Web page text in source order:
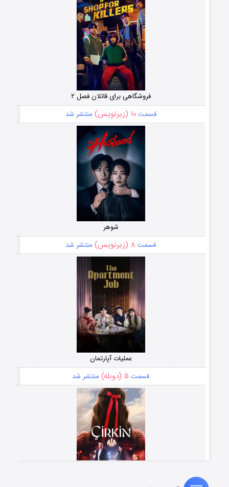
فروشگاهی برای قاتلان فصل ۲
قسمت۱۰ (زیرنویس) منتشر شد
شوهر
قسمت ۸ (زیرنویس) منتشر شد
عملیات آپارتمان
قسمت ۵ (دوبله) منتشر شد